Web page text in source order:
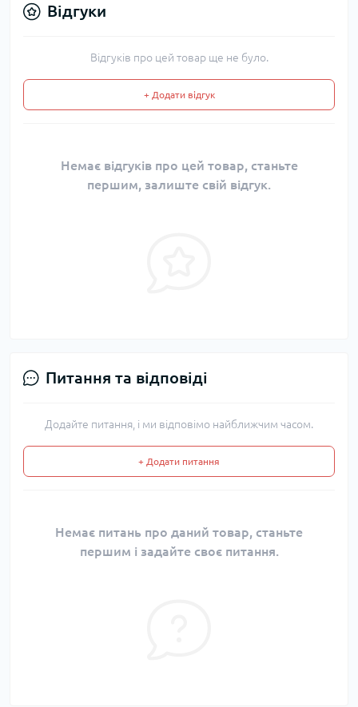
Відгуки
Відгуків про цей товар ще не було.
+ Додати відгук
Немає відгуків про цей товар, станьте
першим, залиште свій відгук.
Питання та відповіді
Додайте питання, і ми відповімо найближчим часом.
+ Додати питання
Немає питань про даний товар, станьте
першим і задайте своє питання.